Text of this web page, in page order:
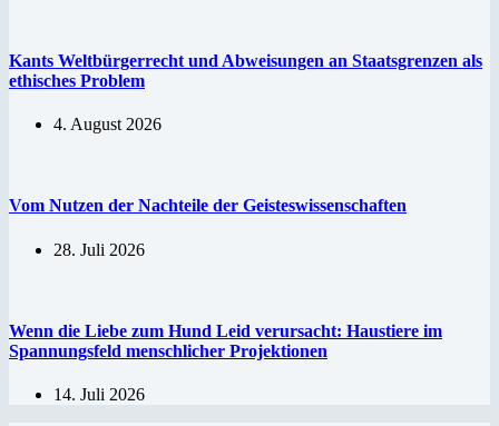
Kants Weltbürgerrecht und Abweisungen an Staatsgrenzen als
ethisches Problem
4. August 2026
Vom Nutzen der Nachteile der Geisteswissenschaften
28. Juli 2026
Wenn die Liebe zum Hund Leid verursacht: Haustiere im
Spannungsfeld menschlicher Projektionen
14. Juli 2026